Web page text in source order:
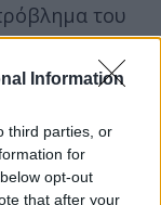
Information
third parties, or
for
opt-out
that after your
του
πρόβλημα
Ο ρατσισμός
είναι πολύ
να
οι